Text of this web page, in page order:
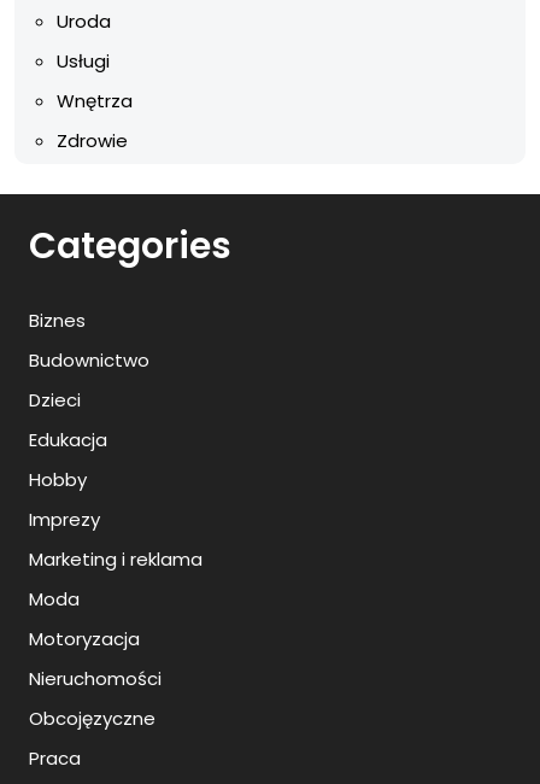
Uroda
Usługi
Wnętrza
Zdrowie
Categories
Biznes
Budownictwo
Dzieci
Edukacja
Hobby
Imprezy
Marketing i reklama
Moda
Motoryzacja
Nieruchomości
Obcojęzyczne
Praca